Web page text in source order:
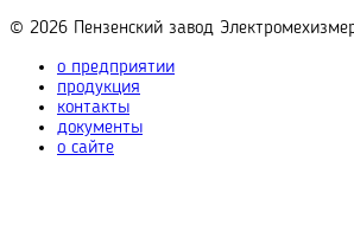
© 2026 Пензенский завод
о предприятии
продукция
контакты
документы
о сайте